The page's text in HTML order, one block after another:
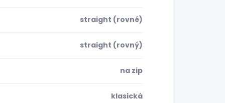
straight (rovné)
straight (rovný)
na zip
klasická